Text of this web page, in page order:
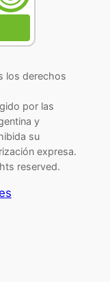
los derechos
por las
y
su
expresa.
reserved.